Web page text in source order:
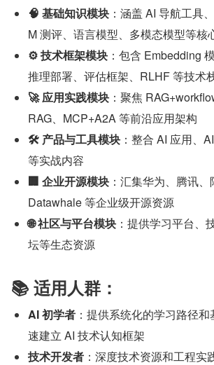
🧠 基础知识模块 ：涵盖 AI 导航工具
M 测评、语言模型、多模态模型等核
⚙️ 技术框架模块 ：包含 Embedding
推理部署、评估框架、RLHF 等技术
🚀 应用实践模块 ：聚焦
RAG、MCP+A2A 等前沿应用架构
🛠️ 产品与工具模块 ：整合 AI 应用、
等实战内容
🏢 企业开源模块 ：汇集华为、腾讯、
Datawhale 等企业级开源资源
🌐 社区与平台模块 ：提供学习平台、
坛等生态资源
📚 适用人群：
AI 初学者 ：提供系统化的学习路径
速建立 AI 技术认知框架
技术开发者 ：深度技术资源和工程实